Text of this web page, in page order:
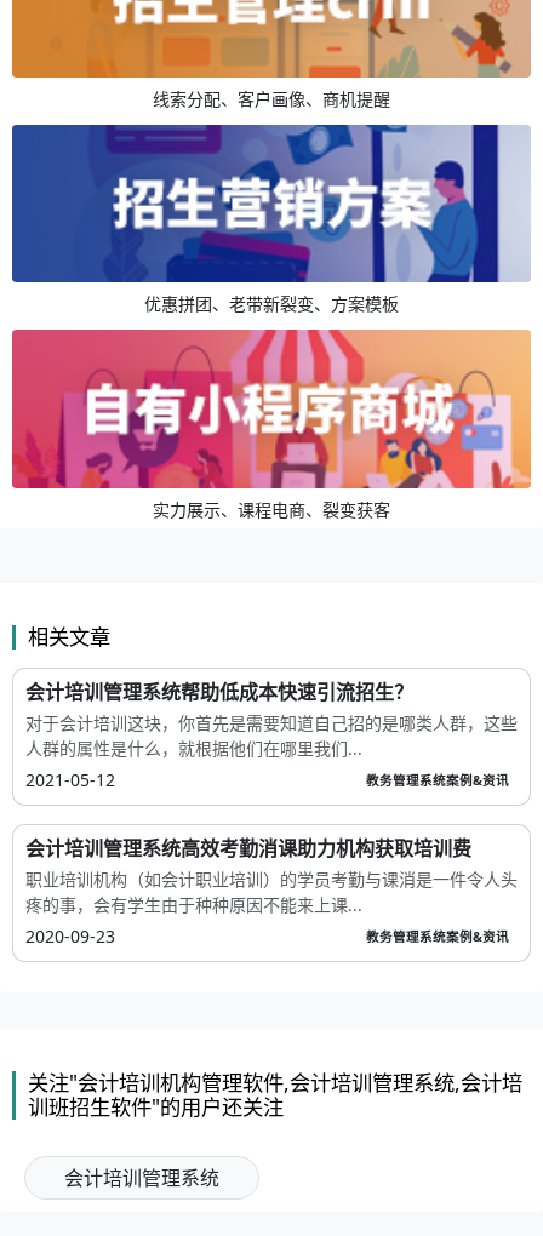
线索分配、客户画像、商机提醒
优惠拼团、老带新裂变、方案模板
实力展示、课程电商、裂变获客
相关文章
会计培训管理系统帮助低成本快速引流招生？
对于会计培训这块，你首先是需要知道自己招的是哪类人群，这些
人群的属性是什么，就根据他们在哪里我们...
2021-05-12
教务管理系统案例&资讯
会计培训管理系统高效考勤消课助力机构获取培训费
职业培训机构（如会计职业培训）的学员考勤与课消是一件令人头
疼的事，会有学生由于种种原因不能来上课...
2020-09-23
教务管理系统案例&资讯
关注"会计培训机构管理软件,会计培训管理系统,会计培
训班招生软件"的用户还关注
会计培训管理系统